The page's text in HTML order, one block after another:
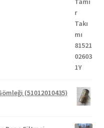
(51012010435)